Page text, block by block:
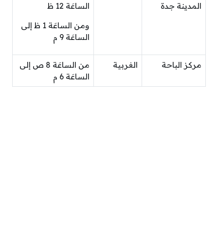
المدينة جدة
الساعَة 12 ظ
ومن الساعَة 1 ظ إلى
الساعَة 9 م
مركز الباحة الغربية
من الساعَة 8 ص إلى
الساعَة 6 م